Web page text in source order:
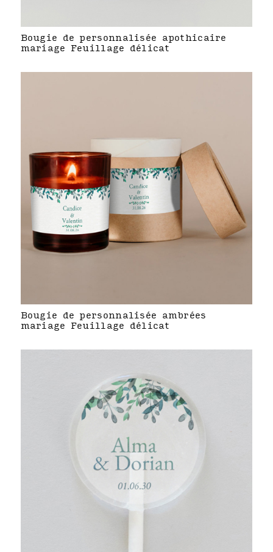
Bougie de personnalisée apothicaire
mariage Feuillage délicat
Bougie de personnalisée ambrées
mariage Feuillage délicat